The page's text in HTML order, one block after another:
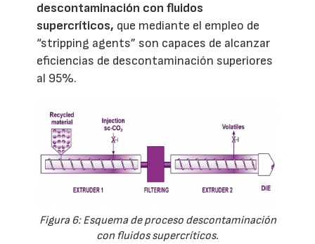
descontaminación con fluidos
supercríticos, que mediante el empleo de
“stripping agents” son capaces de alcanzar
eficiencias de descontaminación superiores
al 95%.
Figura 6: Esquema de proceso descontaminación
con fluidos supercríticos.